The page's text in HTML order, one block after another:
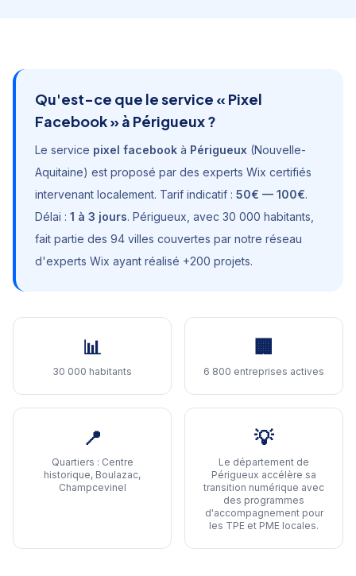
Qu'est-ce que le service « Pixel
Facebook» à Périgueux?
Le service pixel facebook à Périgueux (Nouvelle-
Aquitaine) est proposé par des experts Wix certifiés
intervenant localement. Tarif indicatif : 50€ — 100€.
Délai : 1 à 3 jours. Périgueux , avec 30 000 habitants
fait partie des 94 villes couvertes par notre réseau
d'experts Wix ayant réalisé +200 projets.
📊
30 000 habitants
🏢
6 800 entreprises actives
📍
Quartiers : Centre
historique, Boulazac,
Champcevinel
💡
Le département de
Périgueux accélère sa
transition numérique avec
des programmes
d'accompagnement pour
les TPE et PME locales.